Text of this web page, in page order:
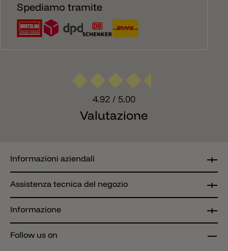
Spediamo tramite
4.92 / 5.00
Valutazione
Follow us on
Informazione
Informazioni aziendali
Assistenza tecnica del negozio